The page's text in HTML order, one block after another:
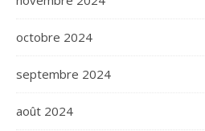
octobre 2024
septembre 2024
août 2024